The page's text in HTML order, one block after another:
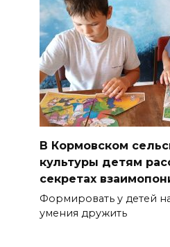
В Кормовском
культуры детям
секретах
Формировать у детей
умения дружить